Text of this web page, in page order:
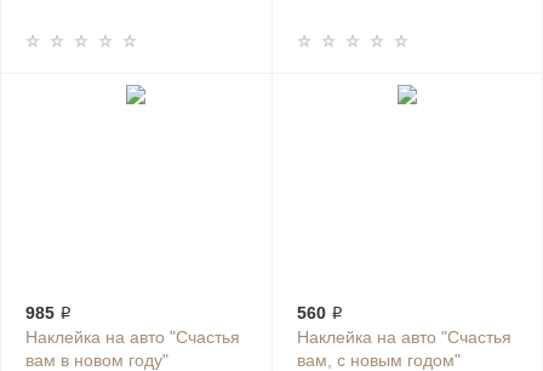
985 ₽
Наклейка на авто "Счастья
вам в новом году"
560 ₽
Наклейка на авто "Счастья
вам, с новым годом"